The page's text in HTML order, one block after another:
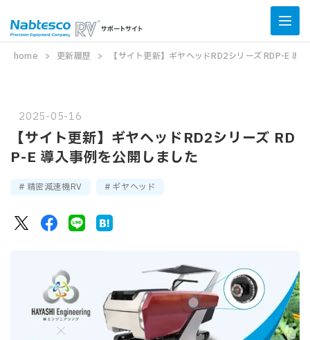
home 更新履歴 【サイト更新】ギヤヘッドRD2シリーズ RDP-E 導
2025-05-16
【サイト更新】ギヤヘッドRD2シリーズ RD
P-E 導入事例を公開しました
精密減速機RV ギヤヘッド